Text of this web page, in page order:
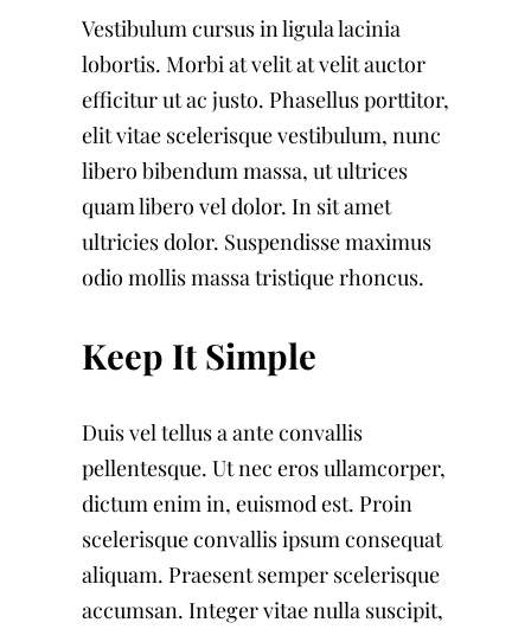
Vestibulum cursus in ligula lacinia
lobortis. Morbi at velit at velit auctor
efficitur ut ac justo. Phasellus porttitor,
elit vitae scelerisque vestibulum, nunc
libero bibendum massa, ut ultrices
quam libero vel dolor. In sit amet
ultricies dolor. Suspendisse maximus
odio mollis massa tristique rhoncus.
Keep It Simple
Duis vel tellus a ante convallis
pellentesque. Ut nec eros ullamcorper,
dictum enim in, euismod est. Proin
scelerisque convallis ipsum consequat
aliquam. Praesent semper scelerisque
accumsan. Integer vitae nulla suscipit,